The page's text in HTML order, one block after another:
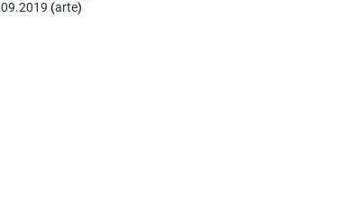
09.2019 (arte)